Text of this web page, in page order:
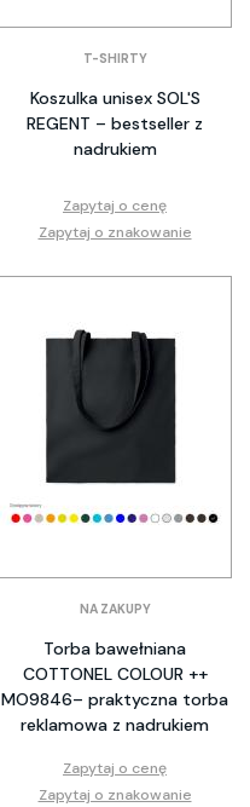
T-SHIRTY
Koszulka unisex SOL'S
REGENT – bestseller z
nadrukiem
Zapytaj o cenę
Zapytaj o znakowanie
NA ZAKUPY
Torba bawełniana
COTTONEL COLOUR ++
MO9846– praktyczna torba
reklamowa z nadrukiem
Zapytaj o cenę
Zapytaj o znakowanie